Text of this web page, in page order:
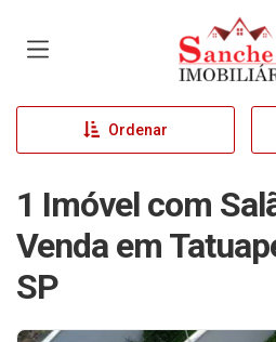
Página
Ordenar
1 Imóvel com
Venda em
SP